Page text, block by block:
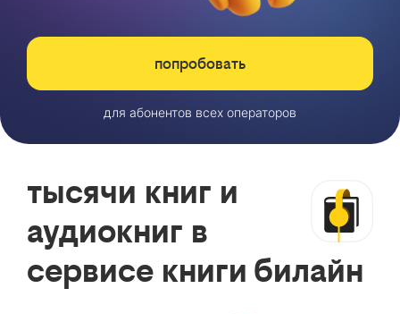
попробовать
для абонентов всех операторов
тысячи книг и
аудиокниг в
сервисе книги билайн